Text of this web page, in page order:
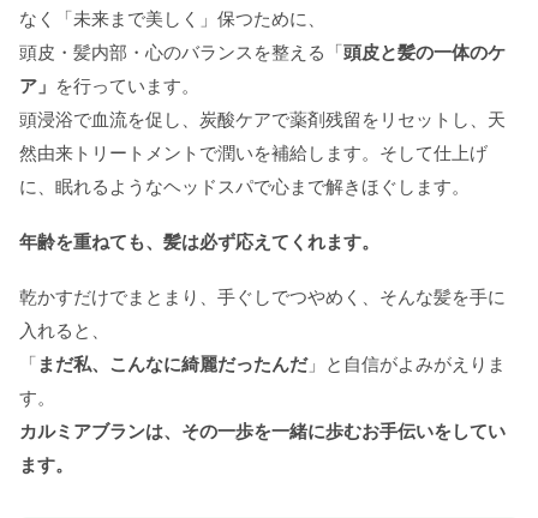
なく「未来まで美しく」保つために、
頭皮・髪内部・心のバランスを整える「頭皮と髪の一体のケ
ア」 を行っています。
頭浸浴で血流を促し、炭酸ケアで薬剤残留をリセットし、天
然由来トリートメントで潤いを補給します。そして仕上げ
に、眠れるようなヘッドスパで心まで解きほぐします。
年齢を重ねても、髪は必ず応えてくれます。
乾かすだけでまとまり、手ぐしでつやめく、そんな髪を手に
入れると、
「 まだ私、こんなに綺麗だったんだ」と自信がよみがえりま
す。
カルミアブランは、その一歩を一緒に歩むお手伝いをしてい
ます。